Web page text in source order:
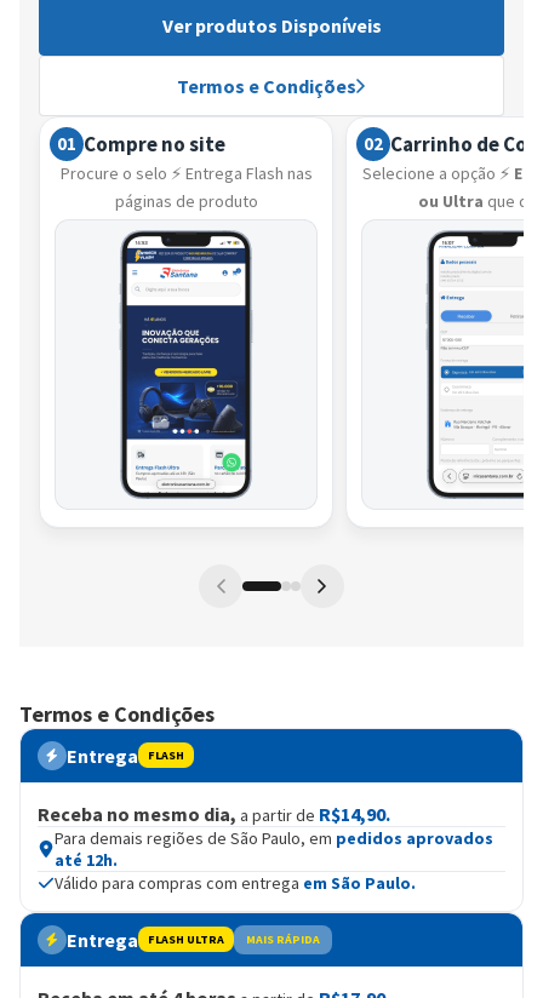
Ver produtos Disponíveis
Termos e Condições
01 Compre no site
Procure o selo ⚡ Entrega Flash nas
páginas de produto
02 Carrinho de
Selecione a opção ⚡
ou Ultra que
Termos e Condições
Entrega FLASH
Receba no mesmo dia, a partir de R$14,90.
Para demais regiões de São Paulo, em pedidos aprovados
até 12h.
Válido para compras com entrega em São Paulo.
Entrega FLASH ULTRA MAIS RÁPIDA